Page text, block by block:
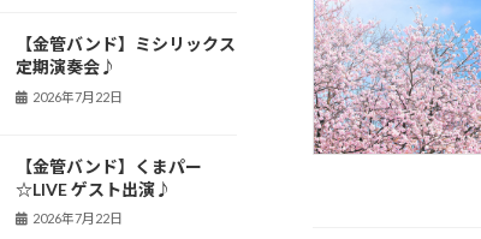
【金管バンド】ミシリックス
定期演奏会♪
2026年7月22日
【金管バンド】くまパー
☆LIVE ゲスト出演♪
2026年7月22日